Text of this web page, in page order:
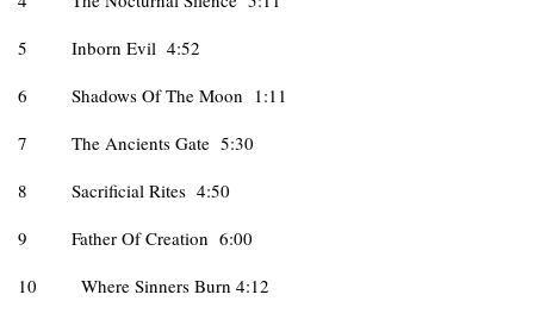
5
Inborn Evil 4:52
6
Shadows Of The Moon 1:11
7
The Ancients Gate 5:30
8
Sacrificial Rites 4:50
9
Father Of Creation 6:00
10
Where Sinners Burn 4:12